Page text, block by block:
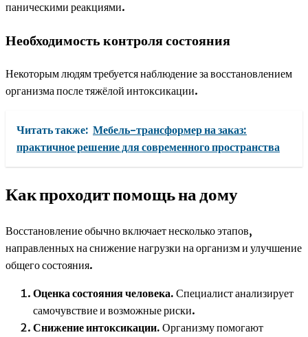
паническими реакциями.
Необходимость контроля состояния
Некоторым людям требуется наблюдение за восстановлением
организма после тяжёлой интоксикации.
Читать также: Мебель-трансформер на заказ:
практичное решение для современного пространства
Как проходит помощь на дому
Восстановление обычно включает несколько этапов,
направленных на снижение нагрузки на организм и улучшение
общего состояния.
Оценка состояния человека. Специалист анализирует
самочувствие и возможные риски.
Снижение интоксикации. Организму помогают